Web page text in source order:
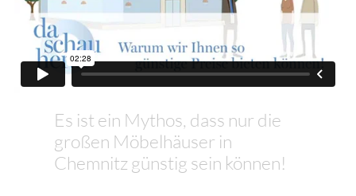
Es ist ein Mythos, dass nur die
großen Möbelhäuser in
Chemnitz günstig sein können!